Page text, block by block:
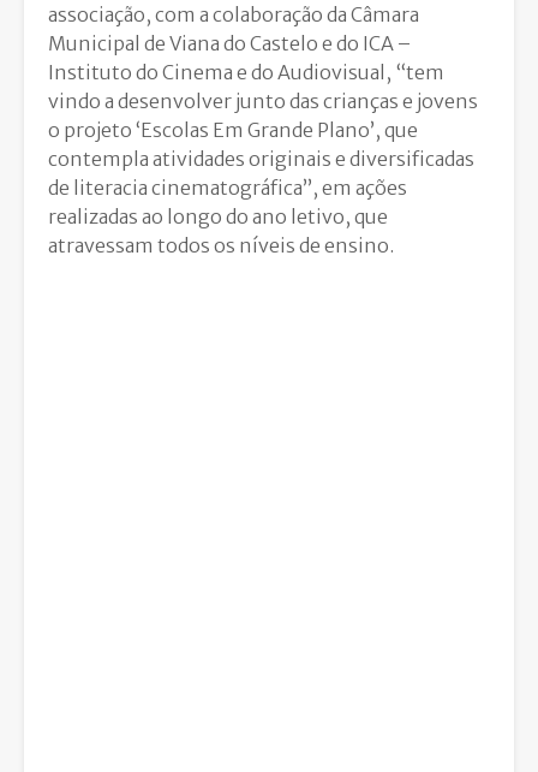
associação, com a colaboração da Câmara
Municipal de Viana do Castelo e do ICA –
Instituto do Cinema e do Audiovisual, “tem
vindo a desenvolver junto das crianças e jovens
o projeto ‘Escolas Em Grande Plano’, que
contempla atividades originais e diversificadas
de literacia cinematográfica”, em ações
realizadas ao longo do ano letivo, que
atravessam todos os níveis de ensino.